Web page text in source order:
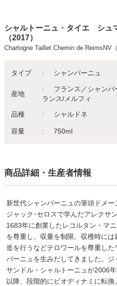
シャルトーニュ・タイエ シュ
（2017）
Chartogne Taillet Chemin de ReimsNV（
タイプ シャンパーニュ
産地
フランス／シャンパ
ランス/メルフィ
品種
シャルドネ
容量 750ml
商品詳細・生産者情報
新世代シャンパーニュの筆頭ドメー
ジャック･セロスで学んだアレクサ
1683年に創業したレコルタン・マ
を尊重し、収量を制限。収穫時に
造を行うなどテロワールを尊重し
パーニュを生みだしてきました。
サンドル・シャルトーニュが2006
以降、段階的にビオディナミに転換